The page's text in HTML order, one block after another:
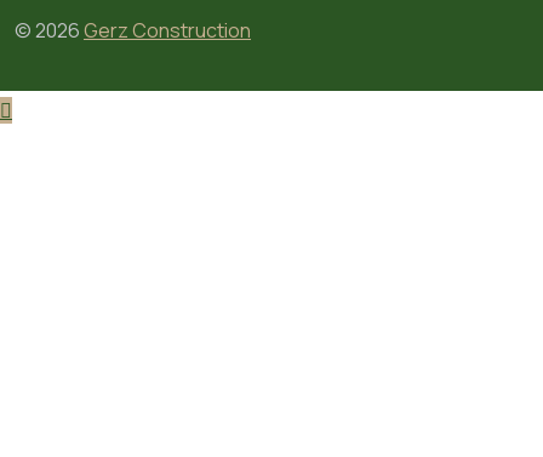
©2026Gerz Construction